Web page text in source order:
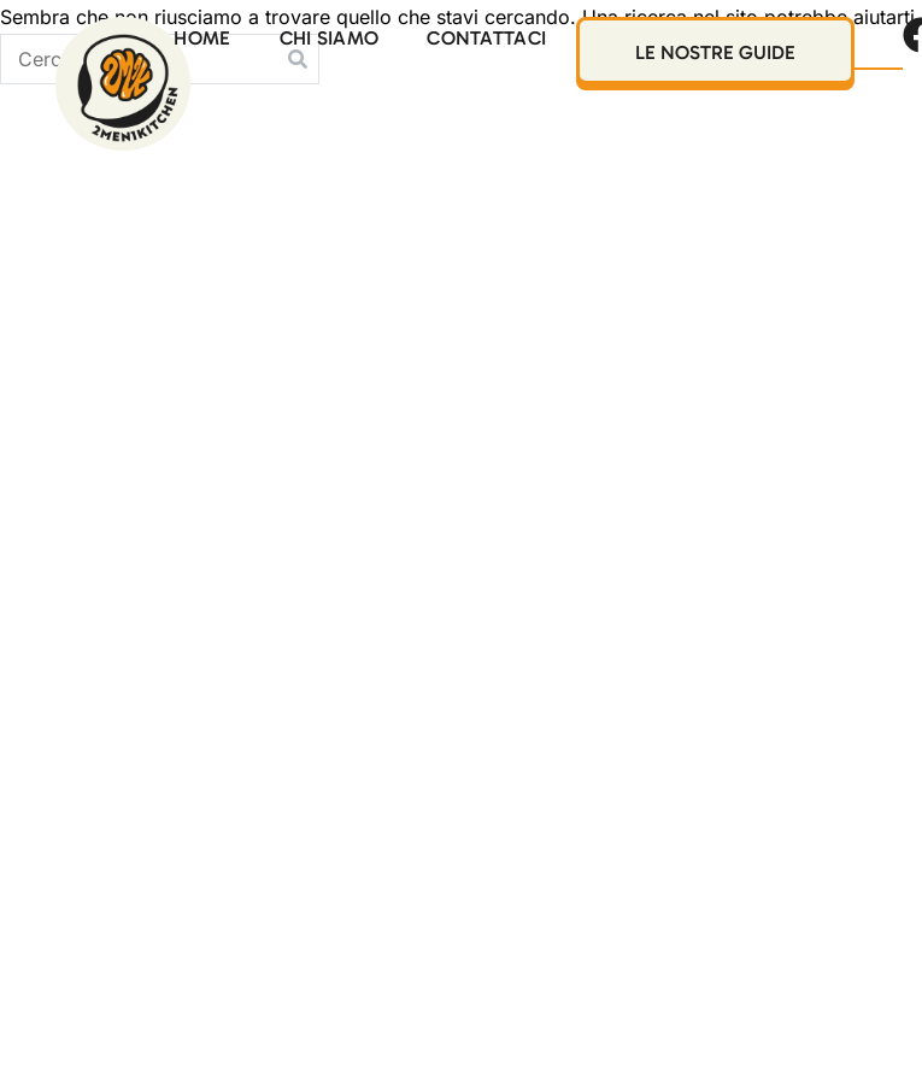
HOME CHI SIAMO CONTATTACI
LE NOSTRE GUIDE
Sembra che non riusciamo a trovare quello che stavi cercando. Una ricerca nel sito potrebbe aiutarti.